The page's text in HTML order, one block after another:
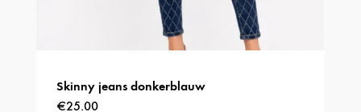
Skinny jeans donkerblauw
€25.00